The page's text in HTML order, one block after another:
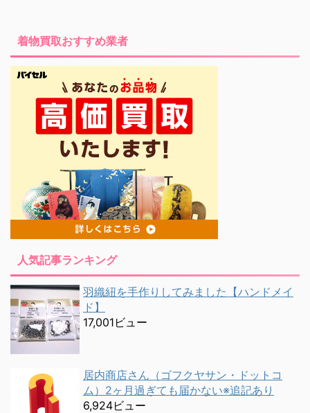
着物買取おすすめ業者
人気記事ランキング
羽織紐を手作りしてみました【ハンドメイ
ド】
17,001ビュー
居内商店さん（ゴフクヤサン・ドットコ
ム）2ヶ月過ぎても届かない※追記あり
6,924ビュー